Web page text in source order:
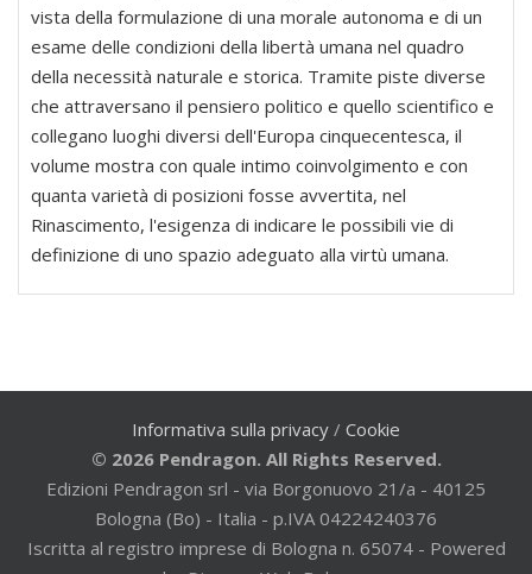
vista della formulazione di una morale autonoma e di un
esame delle condizioni della libertà umana nel quadro
della necessità naturale e storica. Tramite piste diverse
che attraversano il pensiero politico e quello scientifico e
collegano luoghi diversi dell'Europa cinquecentesca, il
volume mostra con quale intimo coinvolgimento e con
quanta varietà di posizioni fosse avvertita, nel
Rinascimento, l'esigenza di indicare le possibili vie di
definizione di uno spazio adeguato alla virtù umana.
Informativa sulla privacy / Cookie
© 2026 Pendragon. All Rights Reserved.
Edizioni Pendragon srl - via Borgonuovo 21/a - 40125
Bologna (Bo) - Italia - p.IVA 04224240376
Iscritta al registro imprese di Bologna n. 65074 - Powered